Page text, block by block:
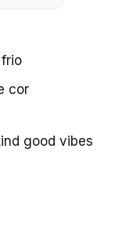
frio
cor
good vibes